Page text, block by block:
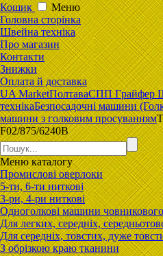
Кошик
Меню
Головна сторiнка
Швейна техніка
Про магазин
Контакти
Знижки
Оплата й доставка
UA MarketПолтаваCПП Гpaйфep
технікаБезпосадочні машини
машини з голковим просуванням
F02/875/6240B
Менюкаталогу
Промислові оверлоки
5-ти, 6-ти ниткові
3-ри, 4-ри ниткові
Одноголкові машини човникового
Для легких, середніх,
Для середніх, товстих, дуже
З обрізкою краю тканини